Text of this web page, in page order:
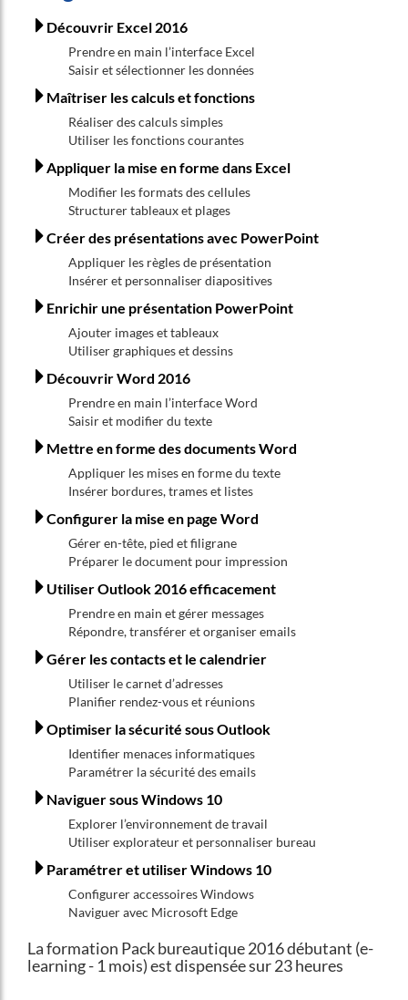
Découvrir Excel 2016
Prendre en main l’interface Excel
Saisir et sélectionner les données
Maîtriser les calculs et fonctions
Réaliser des calculs simples
Utiliser les fonctions courantes
Appliquer la mise en forme dans Excel
Modifier les formats des cellules
Structurer tableaux et plages
Créer des présentations avec PowerPoint
Appliquer les règles de présentation
Insérer et personnaliser diapositives
Enrichir une présentation PowerPoint
Ajouter images et tableaux
Utiliser graphiques et dessins
Découvrir Word 2016
Prendre en main l’interface Word
Saisir et modifier du texte
Mettre en forme des documents Word
Appliquer les mises en forme du texte
Insérer bordures, trames et listes
Configurer la mise en page Word
Gérer en-tête, pied et filigrane
Préparer le document pour impression
Utiliser Outlook 2016 efficacement
Prendre en main et gérer messages
Répondre, transférer et organiser emails
Gérer les contacts et le calendrier
Utiliser le carnet d’adresses
Planifier rendez-vous et réunions
Optimiser la sécurité sous Outlook
Identifier menaces informatiques
Paramétrer la sécurité des emails
Naviguer sous Windows 10
Explorer l’environnement de travail
Utiliser explorateur et personnaliser bureau
Paramétrer et utiliser Windows 10
Configurer accessoires Windows
Naviguer avec Microsoft Edge
La formation Pack bureautique 2016 débutant (e-
learning - 1 mois) est dispensée sur 23 heures